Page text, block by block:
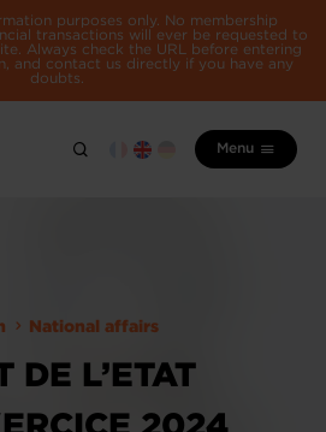
purposes only. No membership
transactions will ever be requested to
Always check the URL before entering
and contact us directly if you have any
doubts.
Menu
National affairs
DE L’ETAT
2024